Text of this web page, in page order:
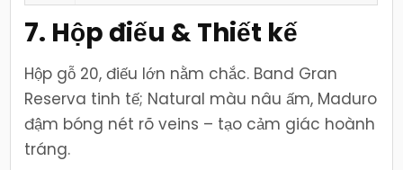
7. Hộp điếu & Thiết kế
Hộp gỗ 20, điếu lớn nằm chắc. Band Gran
Reserva tinh tế; Natural màu nâu ấm, Maduro
đậm bóng nét rõ veins – tạo cảm giác hoành
tráng.